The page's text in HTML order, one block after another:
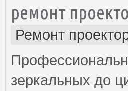
ремонт
Ремонт
зеркальных до